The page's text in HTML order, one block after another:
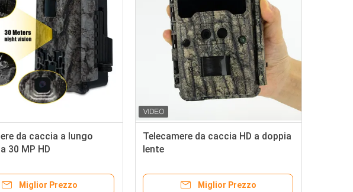
da caccia a lungo
30 MP HD
Miglior Prezzo
Telecamere da caccia HD a doppia
lente
Miglior Prezzo